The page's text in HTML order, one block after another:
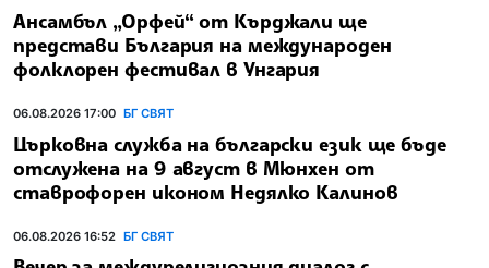
Ансамбъл „Орфей“ от Кърджали ще
представи България на международен
фолклорен фестивал в Унгария
06.08.2026 17:00 БГ СВЯТ
Църковна служба на български език ще бъде
отслужена на 9 август в Мюнхен от
ставрофорен иконом Недялко Калинов
06.08.2026 16:52 БГ СВЯТ